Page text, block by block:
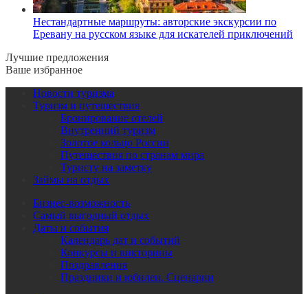
Нестандартные маршруты: авторские экскурсии по
Еревану на русском языке для искателей приключений
Лучшие предложения
Ваше избранное
Новости туризма
Туризм и путешествия
Бронирование отелей
Внутренний туризм
Золотое кольцо России
Путешествия по странам мира
Туристу на заметку
Займы на отдых
Бизнес-возможность
Самый выгодный отдых
Даты и события
Календарь дат и событий
Конкурсы и викторины
Поздравления
Праздники и юбилеи. Сценарии